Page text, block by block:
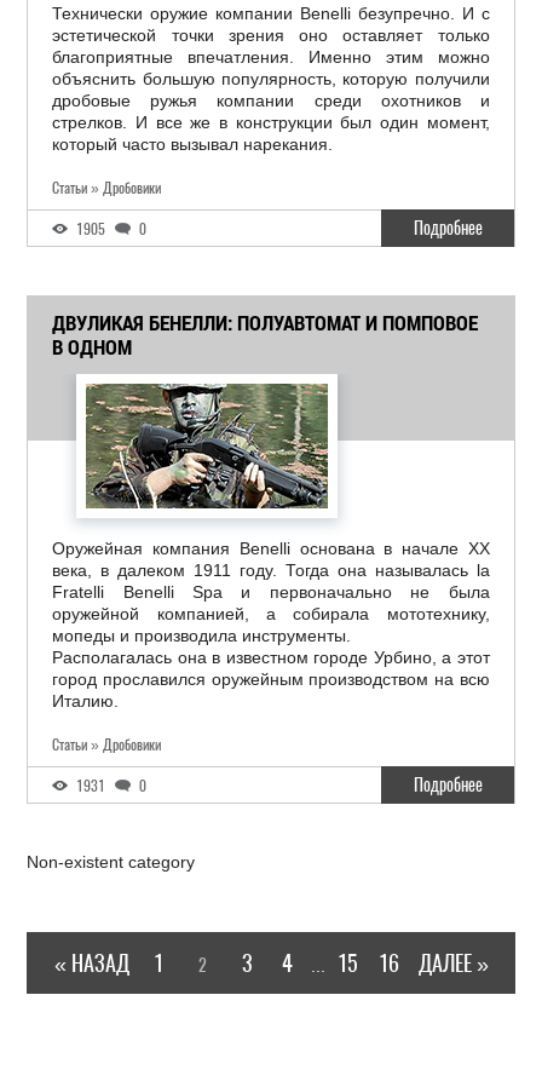
Технически оружие компании Benelli безупречно. И с
эстетической точки зрения оно оставляет только
благоприятные впечатления. Именно этим можно
объяснить большую популярность, которую получили
дробовые ружья компании среди охотников и
стрелков. И все же в конструкции был один момент,
который часто вызывал нарекания.
Статьи » Дробовики
1905 0 Подробнее
ДВУЛИКАЯ БЕНЕЛЛИ: ПОЛУАВТОМАТ И ПОМПОВОЕ
В ОДНОМ
Оружейная компания Benelli основана в начале ХХ
века, в далеком 1911 году. Тогда она называлась la
Fratelli Benelli Spa и первоначально не была
оружейной компанией, а собирала мототехнику,
мопеды и производила инструменты.
Располагалась она в известном городе Урбино, а этот
город прославился оружейным производством на всю
Италию.
Статьи » Дробовики
1931 0 Подробнее
Non-existent category
« НАЗАД 1 2 3 4 15 16 ДАЛЕЕ »